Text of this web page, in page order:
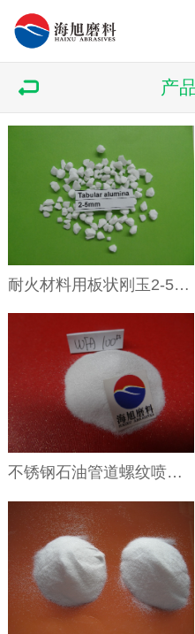
产
耐火材料用板状刚玉2-5mm 3-5mm
不锈钢石油管道螺纹喷砂用白刚玉100目螺纹喷砂白色金刚砂100目